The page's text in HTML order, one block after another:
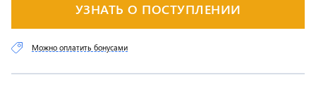
УЗНАТЬ О ПОСТУПЛЕНИИ
Можно оплатить бонусами